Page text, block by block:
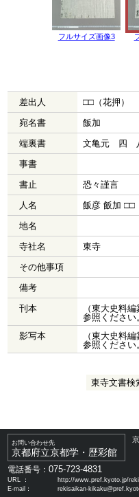
フルサイズ画像3
差出人
□□（花押）
宛名書
飯加
端裏書
文亀元 四
事書
書止
恐々謹言
人名
飯彦 飯加 □□
地名
寺社名
東寺
その他事項
備考
刊本
（東大史料
参照ください
影写本
（東大史料
参照ください
東寺文書検
お問い合わせ先
京都府立京都学・歴彩館
電話番号：075-723-4831
URL ：
http://www.pref.kyoto.jp/
E-mail：
rekisaikan-